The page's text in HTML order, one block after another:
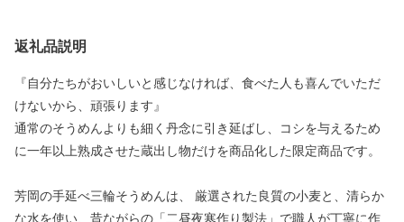
返礼品説明
『自分たちがおいしいと感じなければ、食べた人も喜んでいただ
けないから、頑張ります』
通常のそうめんよりも細く丹念に引き延ばし、コシを与えるため
に一年以上熟成させた蔵出し物だけを商品化した限定商品です。
芳岡の手延べ三輪そうめんは、 厳選された良質の小麦と、清らか
な水を使い、昔ながらの「二昼夜寒作り製法」で職人が丁寧に作